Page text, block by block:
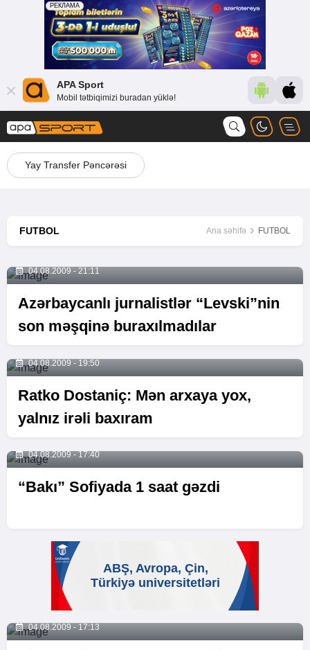
APA Sport
Mobil tətbiqimizi buradan yüklə!
Yay Transfer Pəncərəsi
FUTBOL Ana səhifə FUTBOL
04.08.2009 - 21:11
Azərbaycanlı jurnalistlər “Levski”nin
son məşqinə buraxılmadılar
04.08.2009 - 19:50
Ratko Dostaniç: Mən arxaya yox,
yalnız irəli baxıram
04.08.2009 - 17:40
“Bakı” Sofiyada 1 saat gəzdi
04.08.2009 - 17:13